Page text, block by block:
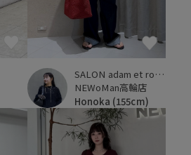
SALON adam et ropé
NEWoMan高輪店
Honoka (155cm)